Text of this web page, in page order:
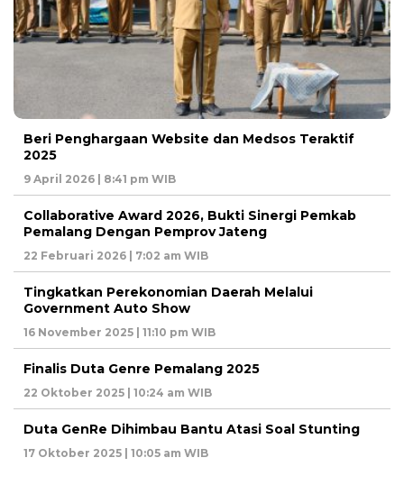
Beri Penghargaan Website dan Medsos Teraktif
2025
9 April 2026 | 8:41 pm WIB
Collaborative Award 2026, Bukti Sinergi Pemkab
Pemalang Dengan Pemprov Jateng
22 Februari 2026 | 7:02 am WIB
Tingkatkan Perekonomian Daerah Melalui
Government Auto Show
16 November 2025 | 11:10 pm WIB
Finalis Duta Genre Pemalang 2025
22 Oktober 2025 | 10:24 am WIB
Duta GenRe Dihimbau Bantu Atasi Soal Stunting
17 Oktober 2025 | 10:05 am WIB